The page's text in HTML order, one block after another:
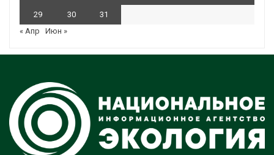
29 30
31
« Апр
Июн »